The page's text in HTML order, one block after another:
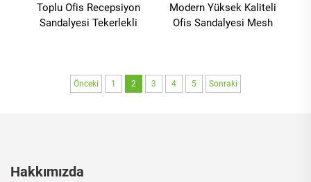
Toplu Ofis Recepsiyon
Sandalyesi Tekerlekli
Sandalyeleri Yetişkinler
Modern Yüksek Kaliteli
Ofis Sandalyesi Mesh
Yönetici Masası Mesh
Önceki 1 2 3 4 5 Sonraki
Hakkımızda